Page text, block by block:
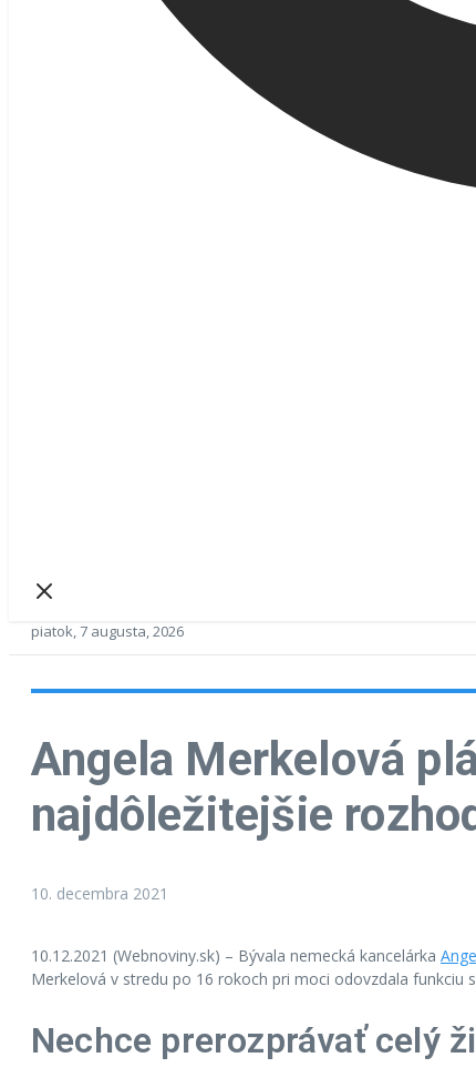
piatok, 7 augusta, 2026
Angela Merkelová
najdôležitejšie
10. decembra 2021
10.12.2021 (Webnoviny.sk) – Bývala nemecká kancelárka
Merkelová v stredu po 16 rokoch pri moci odovzdala funkciu
Nechce prerozprávať celý